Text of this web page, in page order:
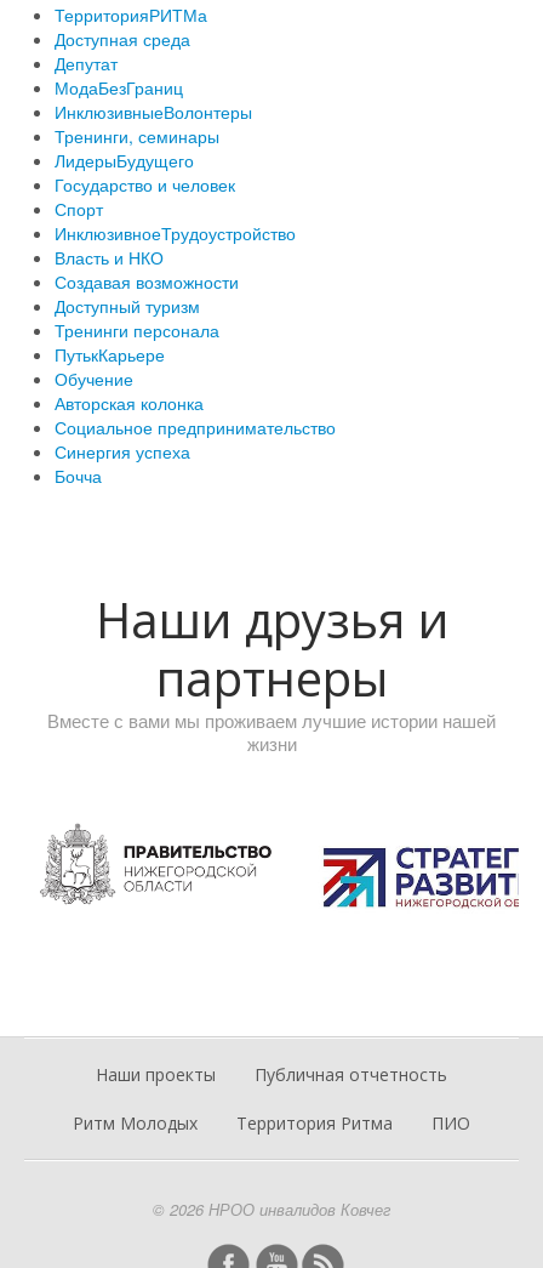
ТерриторияРИТМа
Доступная среда
Депутат
МодаБезГраниц
ИнклюзивныеВолонтеры
Тренинги, семинары
ЛидерыБудущего
Государство и человек
Спорт
ИнклюзивноеТрудоустройство
Власть и НКО
Создавая возможности
Доступный туризм
Тренинги персонала
ПутькКарьере
Обучение
Авторская колонка
Социальное предпринимательство
Синергия успеха
Бочча
Наши друзья и
партнеры
Вместе с вами мы проживаем лучшие истории нашей
жизни
Наши проекты Публичная отчетность
Ритм Молодых Территория Ритма ПИО
© 2026 НРОО инвалидов Ковчег